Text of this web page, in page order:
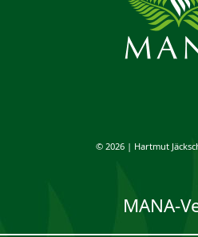
© 2026 | Hartmut
MANA-